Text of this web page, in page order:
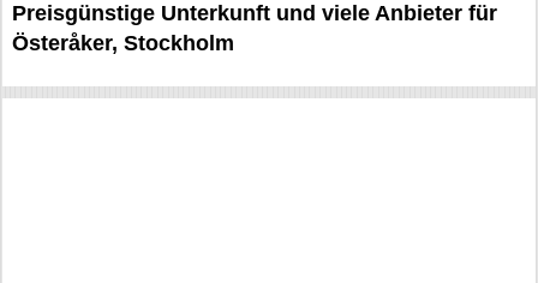
Preisgünstige Unterkunft und viele Anbieter für
Österåker, Stockholm